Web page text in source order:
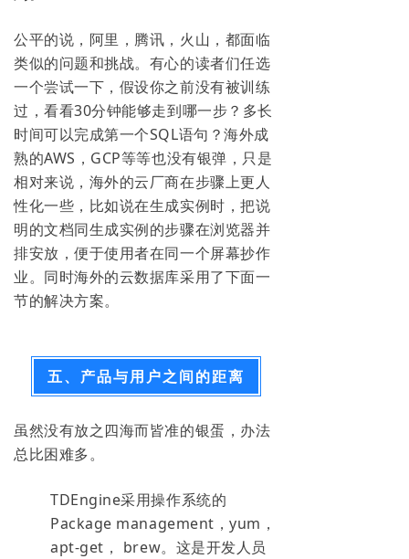
公平的说，阿里，腾讯，火山，都面临
类似的问题和挑战。有心的读者们任选
一个尝试一下，假设你之前没有被训练
过，看看30分钟能够走到哪一步？多长
时间可以完成第一个SQL语句？海外成
熟的AWS，GCP等等也没有银弹，只是
相对来说，海外的云厂商在步骤上更人
性化一些，比如说在生成实例时，把说
明的文档同生成实例的步骤在浏览器并
排安放，便于使用者在同一个屏幕抄作
业。同时海外的云数据库采用了下面一
节的解决方案。
五、产品与用户之间的距离
虽然没有放之四海而皆准的银蛋，办法
总比困难多。
TDEngine采用操作系统的
Package management，yum，
apt-get， brew。这是开发人员